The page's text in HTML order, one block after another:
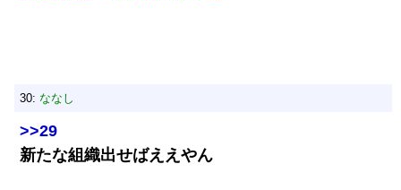
30: ななし
>>29
新たな組織出せばええやん